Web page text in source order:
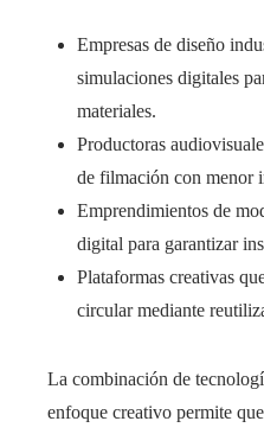
Empresas de diseño
simulaciones digitales
materiales.
Productoras
de filmación con menor
Emprendimientos de
digital para garantizar
Plataformas creativas
circular mediante
La combinación de
enfoque creativo permite